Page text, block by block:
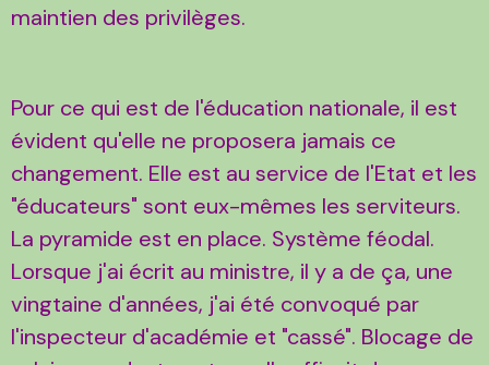
maintien des privilèges.
Pour ce qui est de l'éducation nationale, il est
évident qu'elle ne proposera jamais ce
changement. Elle est au service de l'Etat et les
"éducateurs" sont eux-mêmes les serviteurs.
La pyramide est en place. Système féodal.
Lorsque j'ai écrit au ministre, il y a de ça, une
vingtaine d'années, j'ai été convoqué par
l'inspecteur d'académie et "cassé". Blocage de